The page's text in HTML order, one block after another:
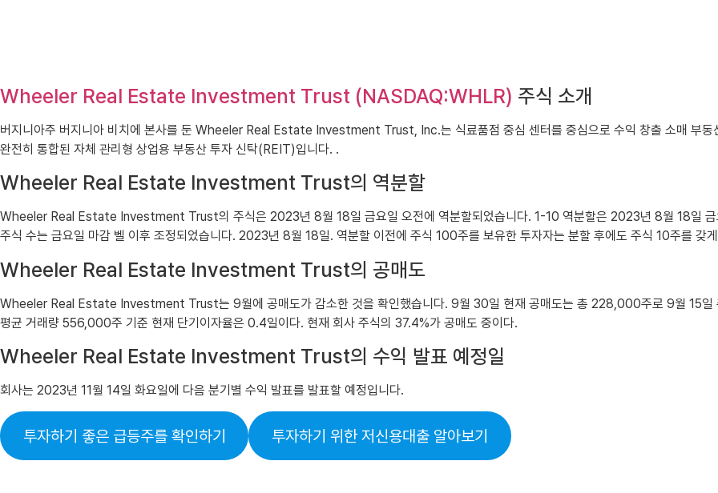
Wheeler Real Estate Investment Trust (NASDAQ:WHLR) 주식 소개
버지니아주 버지니아 비치에 본사를 둔 Wheeler Real Estate Investment Trust, Inc.는 식료품점 중심 센터를 중심으로 수익 창출 소매 부동
완전히 통합된 자체 관리형 상업용 부동산 투자 신탁(REIT)입니다. .
Wheeler Real Estate Investment Trust의 역분할
Wheeler Real Estate Investment Trust의 주식은 2023년 8월 18일 금요일 오전에 역분할되었습니다. 1-10 역분할은 2023년 8월 18일 금
주식 수는 금요일 마감 벨 이후 조정되었습니다. 2023년 8월 18일. 역분할 이전에 주식 100주를 보유한 투자자는 분할 후에도 주식 10주를 갖
Wheeler Real Estate Investment Trust의 공매도
Wheeler Real Estate Investment Trust는 9월에 공매도가 감소한 것을 확인했습니다. 9월 30일 현재 공매도는 총 228,000주로 9월 15일
평균 거래량 556,000주 기준 현재 단기이자율은 0.4일이다. 현재 회사 주식의 37.4%가 공매도 중이다.
Wheeler Real Estate Investment Trust의 수익 발표 예정일
회사는 2023년 11월 14일 화요일에 다음 분기별 수익 발표를 발표할 예정입니다.
투자하기 좋은 급등주를 확인하기 투자하기 위한 저신용대출 알아보기